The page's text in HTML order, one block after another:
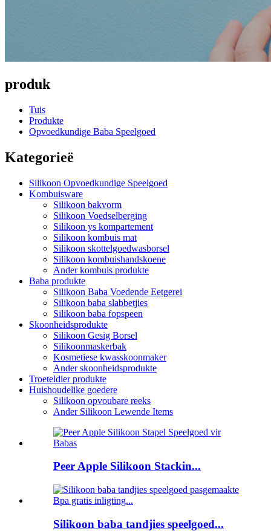
produk
Tuis
Produkte
Opvoedkundige Baba Speelgoed
Kategorieë
Silikoon Opvoedkundige Speelgoed
Kombuisware
Silikoon bakvorm
Silikoon Voedselberging
Silikoon ys kompartement
Silikoon kombuis mat
Silikoon skottelgoedwasborsel
Silikoon kombuishandskoene
Ander kombuis produkte
Baba produkte
Silikoon Baba Voedende Eetgerei
Silikoon baba slabbetjies
Silikoon baba fopspeen
Skoonheidsprodukte
Silikoon Gesig Borsel
Silikoonmaskerbak
Kosmetiese kwasskoonmaker
Ander skoonheidsprodukte
Troeteldier produkte
Huishoudelike goedere
Silikoon opvoubare reeks
Ander Silikoon Lewende Items
Peer Apple Silikoon Stackin...
Silikoon baba tandjies speelgoed...